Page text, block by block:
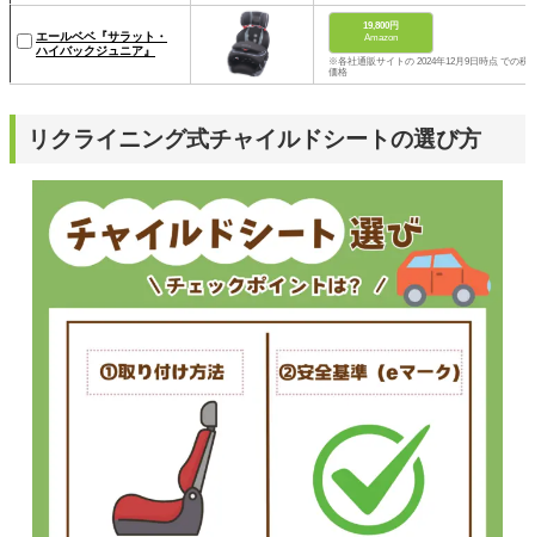
エールベベ『サラット・
ハイバックジュニア』
19,800円
Amazon
※各社通販サイトの 2024年12月9日時点 での税
価格
リクライニング式チャイルドシートの選び方